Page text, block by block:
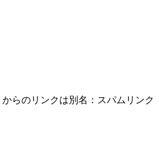
らのリンクは別名：スパムリンク